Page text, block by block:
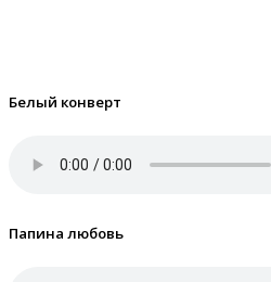
Белый конверт
Папина любовь